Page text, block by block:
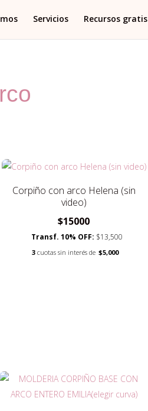
Servicios Recursos gratis
Corpiño con arco Helena (sin
video)
$15000
Transf. 10% OFF: $13,500
3 cuotas sin interés de $5,000